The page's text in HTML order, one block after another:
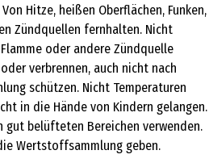
VA
Benzoate*Cetrimonium
Hitze, heißen Oberflächen, Funken,
Zündquellen fernhalten. Nicht
oder andere Zündquelle
verbrennen, auch nicht nach
schützen. Nicht Temperaturen
in die Hände von Kindern gelangen.
gut belüfteten Bereichen verwenden.
Wertstoffsammlung geben.